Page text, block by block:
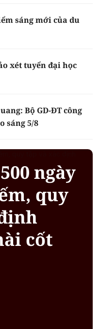
sáng mới của du
xét tuyển đại học
Bộ GD-ĐT công
sáng 5/8
ngày
quy
cốt